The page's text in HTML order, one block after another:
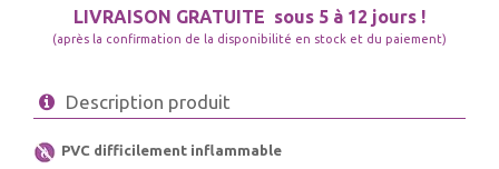
LIVRAISON GRATUITE sous 5 à 12 jours !
(après la confirmation de la disponibilité en stock et du paiement)
Description produit
PVC difficilement inflammable